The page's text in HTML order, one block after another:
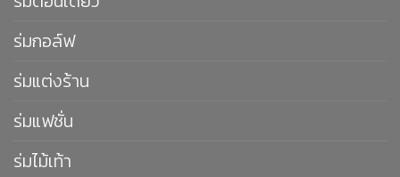
ร่มกอล์ฟ
ร่มแต่งร้าน
ร่มแฟชั่น
ร่มไม้เท้า